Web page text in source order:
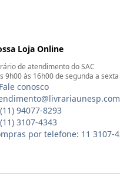
Loja Online
de atendimento do SAC
9h00 às 16h00 de segunda a sexta
conosco
(11) 94077-8293
(11) 3107-4343
por telefone: 11 3107-